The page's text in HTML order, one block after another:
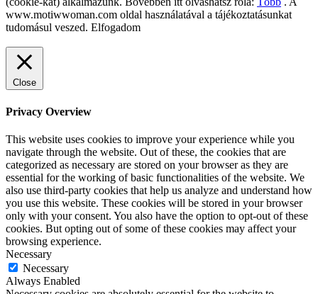
www.motiwwoman.com oldal használatával a tájékoztatásunkat
tudomásul veszed. Elfogadom
Close
Privacy Overview
This website uses cookies to improve your experience while you
navigate through the website. Out of these, the cookies that are
categorized as necessary are stored on your browser as they are
essential for the working of basic functionalities of the website. We
also use third-party cookies that help us analyze and understand how
you use this website. These cookies will be stored in your browser
only with your consent. You also have the option to opt-out of these
cookies. But opting out of some of these cookies may affect your
browsing experience.
Necessary
Necessary
Always Enabled